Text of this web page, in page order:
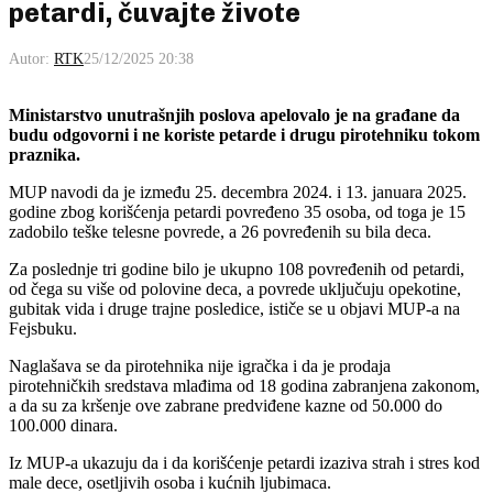
petardi, čuvajte živote
Autor: RTK25/12/2025 20:38
Ministarstvo unutrašnjih poslova apelovalo je na građane da
budu odgovorni i ne koriste petarde i drugu pirotehniku tokom
praznika.
MUP navodi da je između 25. decembra 2024. i 13. januara 2025.
godine zbog korišćenja petardi povređeno 35 osoba, od toga je 15
zadobilo teške telesne povrede, a 26 povređenih su bila deca.
Za poslednje tri godine bilo je ukupno 108 povređenih od petardi,
od čega su više od polovine deca, a povrede uključuju opekotine,
gubitak vida i druge trajne posledice, ističe se u objavi MUP-a na
Fejsbuku.
Naglašava se da pirotehnika nije igračka i da je prodaja
pirotehničkih sredstava mlađima od 18 godina zabranjena zakonom,
a da su za kršenje ove zabrane predviđene kazne od 50.000 do
100.000 dinara.
Iz MUP-a ukazuju da i da korišćenje petardi izaziva strah i stres kod
male dece, osetljivih osoba i kućnih ljubimaca.